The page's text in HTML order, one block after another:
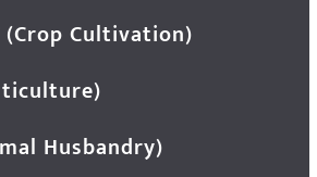
Cultivation)
Husbandry)